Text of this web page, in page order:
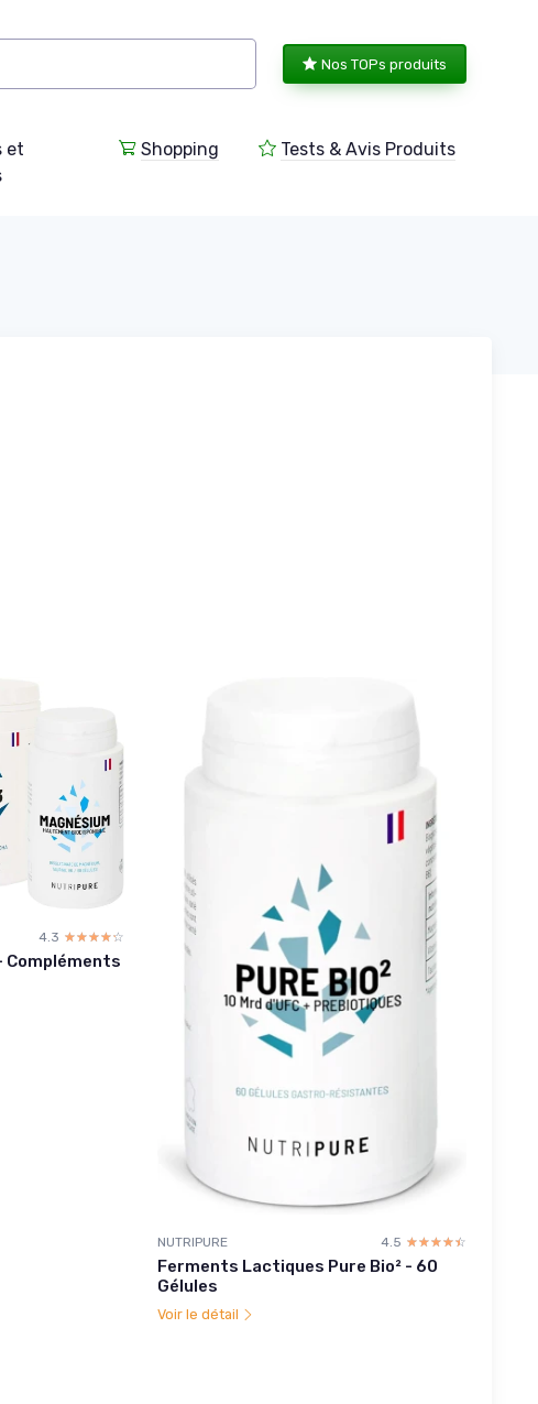
Nos TOPs produits
et
Shopping Tests & Avis Produits
4.3 ☆☆☆☆☆
★★★★★
Compléments
NUTRIPURE 4.5 ☆☆☆☆☆
★★★★★
Ferments Lactiques Pure Bio² - 60
Gélules
Voir le détail